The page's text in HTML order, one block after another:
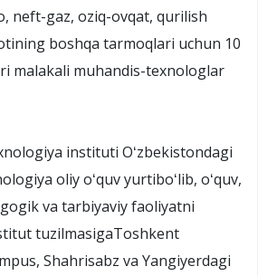
neft-gaz, oziq-ovqat, qurilish
boshqa tarmoqlari uchun 10
malakali muhandis-texnologlar
instituti Oʻzbekistondagi
oliy oʻquv yurtiboʻlib, oʻquv,
va tarbiyaviy faoliyatni
tuzilmasigaToshkent
Shahrisabz va Yangiyerdagi